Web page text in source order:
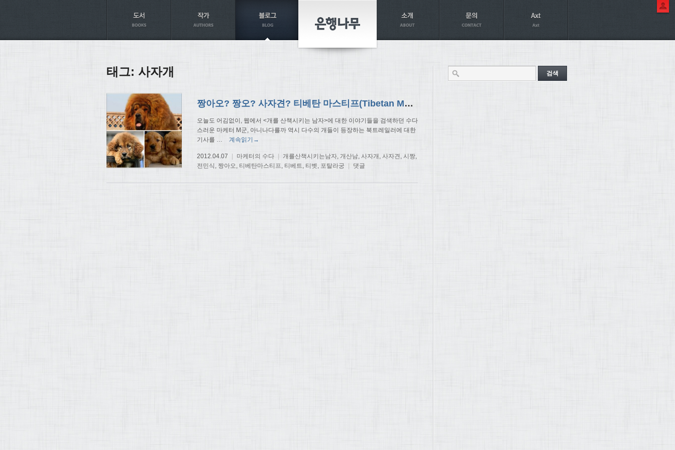
태그: 사자개
짱아오? 짱오? 사자견? 티베탄 마스티프(Tibetan Mastiff)입니다
오늘도 어김없이, 웹에서 <개를 산책시키는 남자>에 대한 이야기들을 검색하던 수다
스러운 마케터 M군, 아니나다를까 역시 다수의 개들이 등장하는 북트레일러에 대한
기사를
계속읽기→
2012.04.07 마케터의 수다 개를산책시키는남자, 개산남, 사자개 , 사자견 , 시짱,
전민식 , 짱아오, 티베탄마스티프, 티베트, 티벳, 포탈라궁 댓글